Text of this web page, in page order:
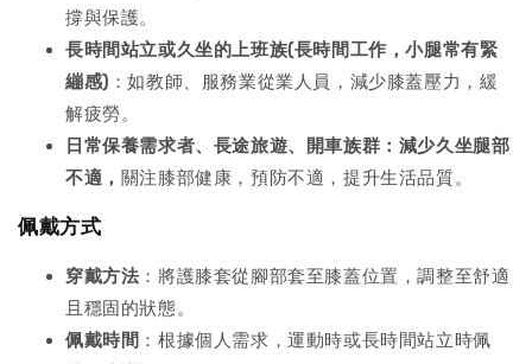
撐與保護。
長時間站立或久坐的上班族(長時間工作，小腿常有緊
繃感) ：如教師、服務業從業人員，減少膝蓋壓力，緩
解疲勞。
日常保養需求者、長途旅遊、開車族群：減少久坐腿部
不適， 關注膝部健康，預防不適，提升生活品質。
佩戴方式
穿戴方法 ：將護膝套從腳部套至膝蓋位置，調整至舒適
且穩固的狀態。
佩戴時間 ：根據個人需求，運動時或長時間站立時佩